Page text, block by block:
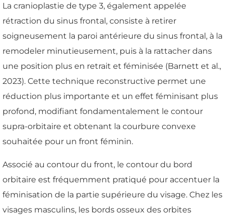
La cranioplastie de type 3, également appelée
rétraction du sinus frontal, consiste à retirer
soigneusement la paroi antérieure du sinus frontal, à la
remodeler minutieusement, puis à la rattacher dans
une position plus en retrait et féminisée (Barnett et al.,
2023). Cette technique reconstructive permet une
réduction plus importante et un effet féminisant plus
profond, modifiant fondamentalement le contour
supra-orbitaire et obtenant la courbure convexe
souhaitée pour un front féminin.
Associé au contour du front, le contour du bord
orbitaire est fréquemment pratiqué pour accentuer la
féminisation de la partie supérieure du visage. Chez les
visages masculins, les bords osseux des orbites